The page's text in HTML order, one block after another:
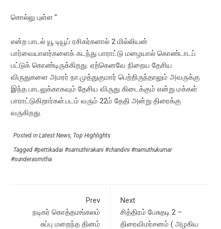
சொல்லு புள்ள ”
என்ற பாடல் யூ டியூப் ரசிகர்களால் 2 மில்லியன்
பார்வையாளர்களைக் கடந்து பாராட்டு மழையால் கொண்டாடப்
பட்டுக் கொண்டிருக்கிறது. ஏற்கெனவே நிறைய தேசிய
விருதுகளை அமரர் நா.முத்துகுமார் பெற்றிருந்தாலும் அவருக்கு
இந்த பாடலுக்காகவும் தேசிய விருது கிடைக்கும் என்று மக்கள்
பாராட்டுகிறார்கள்.படம் வரும் 22ம் தேதி அன்று திரைக்கு
வருகிறது.
Posted inLatest News, Top Highlights
Tagged#pettikadai #samuthirakani #chandini #namuthukumar
#sunderasmitha
Prev
நடிகர் கொத்தமங்கலம்
சுப்பு மறைந்த தினம்
Next
சித்திரம் பேசுதடி 2 –
திரைவிமர்சனம் ( அழகிய